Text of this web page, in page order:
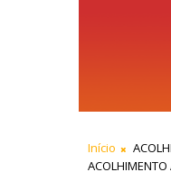
Início
ACOLHIMENTO